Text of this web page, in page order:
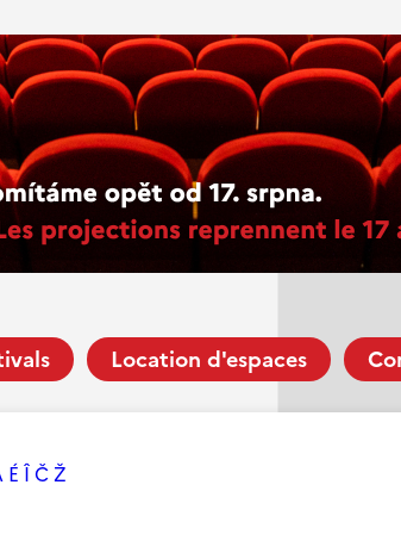
Location d'espaces
É ÎČŽ